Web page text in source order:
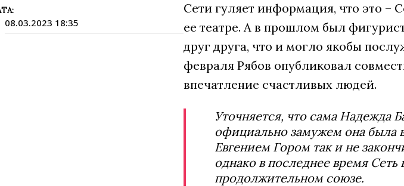
08.03.2023 18:35
Сети гуляет информация, что это –
ее театре. А в прошлом был
друг друга, что и могло якобы
февраля Рябов опубликовал
впечатление счастливых людей.
Уточняется, что сама Надежда
официально замужем она была
Евгением Гором так и не
однако в последнее время
продолжительном союзе.